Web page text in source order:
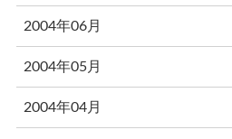
2004年06月
2004年05月
2004年04月